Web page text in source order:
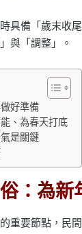
具備「歲末收
與「調整」。
好準備
、為春天打底
是關鍵
：為新
重要節點，民